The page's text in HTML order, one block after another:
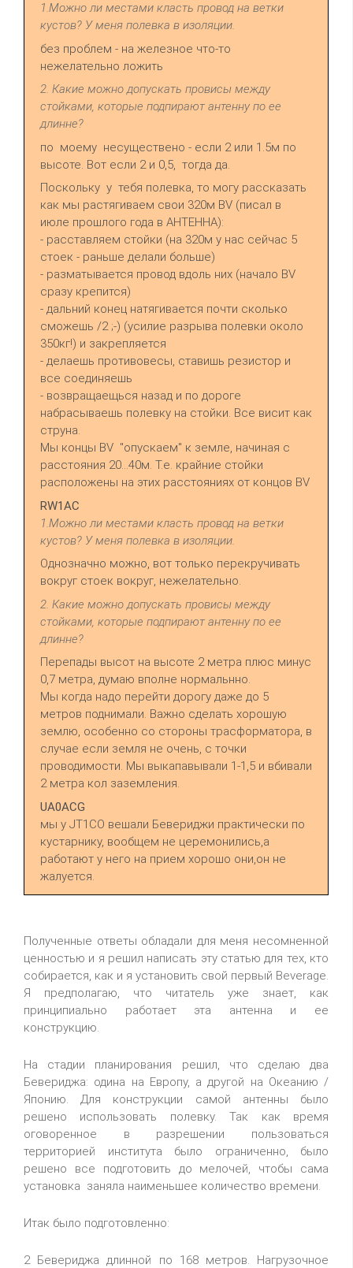
1.Можно ли местами класть провод на ветки
кустов? У меня полевка в изоляции.
без проблем - на железное что-то
нежелательно ложить
2. Какие можно допускать провисы между
стойками, которые подпирают антенну по ее
длинне?
по моему несуществено - если 2 или 1.5м по
высоте. Вот если 2 и 0,5, тогда да.
Поскольку у тебя полевка, то могу рассказать
как мы растягиваем свои 320м BV (писал в
июле прошлого года в АНТЕННА):
- расставляем стойки (на 320м у нас сейчас 5
стоек - раньше делали больше)
- разматывается провод вдоль них (начало BV
сразу крепится)
- дальний конец натягивается почти сколько
сможешь /2 ;-) (усилие разрыва полевки около
350кг!) и закрепляется
- делаешь противовесы, ставишь резистор и
все соединяешь
- возвращаещься назад и по дороге
набрасываешь полевку на стойки. Все висит как
струна.
Мы концы BV "опускаем" к земле, начиная с
расстояния 20...40м. Т.е. крайние стойки
расположены на этих расстояниях от концов BV
RW1AC
1.Можно ли местами класть провод на ветки
кустов? У меня полевка в изоляции.
Однозначно можно, вот только перекручивать
вокруг стоек вокруг, нежелательно.
2. Какие можно допускать провисы между
стойками, которые подпирают антенну по ее
длинне?
Перепады высот на высоте 2 метра плюс минус
0,7 метра, думаю вполне нормальнно.
Мы когда надо перейти дорогу даже до 5
метров поднимали. Важно сделать хорошую
землю, особенно со стороны трасформатора, в
случае если земля не очень, с точки
проводимости. Мы выкапавывали 1-1,5 и вбивали
2 метра кол заземления.
UA0ACG
мы у JT1CO вешали Бевериджи практически по
кустарнику, вообщем не церемонились,а
работают у него на прием хорошо они,он не
жалуется.
Полученные ответы обладали для меня несомненной
ценностью и я решил написать эту статью для тех, кто
собирается, как и я установить свой первый Beverage.
Я предполагаю, что читатель уже знает, как
принципиально работает эта антенна и ее
конструкцию.
На стадии планирования решил, что сделаю два
Бевериджа: одина на Европу, а другой на Океанию /
Японию. Для конструкции самой антенны было
решено использовать полевку. Так как время
оговоренное в разрешении пользоваться
территорией института было ограниченно, было
решено все подготовить до мелочей, чтобы сама
установка заняла наименьшее количество времени.
Итак было подготовленно:
2 Бевериджа длинной по 168 метров. Нагрузочное